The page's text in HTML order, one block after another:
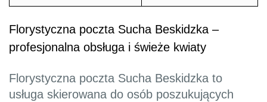
Florystyczna poczta Sucha Beskidzka –
profesjonalna obsługa i świeże kwiaty
Florystyczna poczta Sucha Beskidzka to
usługa skierowana do osób poszukujących